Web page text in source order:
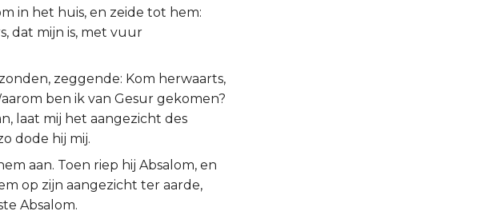
in het huis, en zeide tot hem:
dat mijn is, met vuur
zeggende: Kom herwaarts,
ben ik van Gesur gekomen?
laat mij het aangezicht des
dode hij mij.
aan. Toen riep hij Absalom, en
op zijn aangezicht ter aarde,
Absalom.